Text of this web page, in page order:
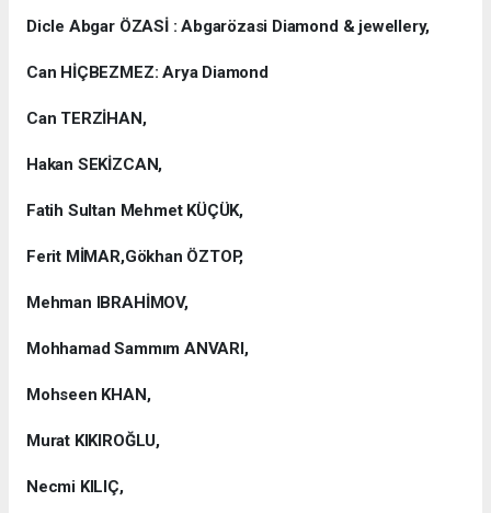
Dicle Abgar ÖZASİ : Abgarözasi Diamond & jewellery,
Can HİÇBEZMEZ: Arya Diamond
Can TERZİHAN,
Hakan SEKİZCAN,
Fatih Sultan Mehmet KÜÇÜK,
Ferit MİMAR,Gökhan ÖZTOP,
Mehman IBRAHİMOV,
Mohhamad Sammım ANVARI,
Mohseen KHAN,
Murat KIKIROĞLU,
Necmi KILIÇ,